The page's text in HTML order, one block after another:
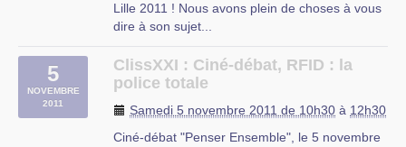
Maison Arc-en-Ciel
rue du Marché au Charbon 42 à 1000
Lille 2011 ! Nous avons plein de choses à vous
dire à son sujet...
21 Rue Royale, 59000 Lille
5
NOVEMBRE
2011
ClissXXI : Ciné-débat, RFID : la
police totale
Samedi 5 novembre 2011 de 10h30 à 12h30
Ciné-débat "Penser Ensemble", le 5 novembre